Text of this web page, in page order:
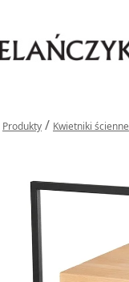
Produkty / Kwietniki ścienne